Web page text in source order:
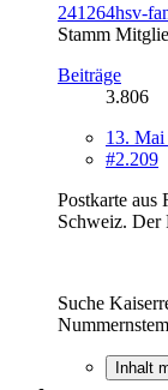
241264hsv-
Stamm
Beiträge
3.806
13.
#2.209
Postkarte aus
Schweiz. Der
Suche
Inhalt